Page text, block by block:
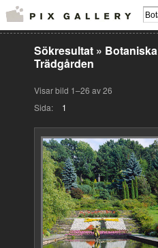
Sökresultat » Botaniska
Trädgården
Visar bild 1–26 av 26
Sida:
1